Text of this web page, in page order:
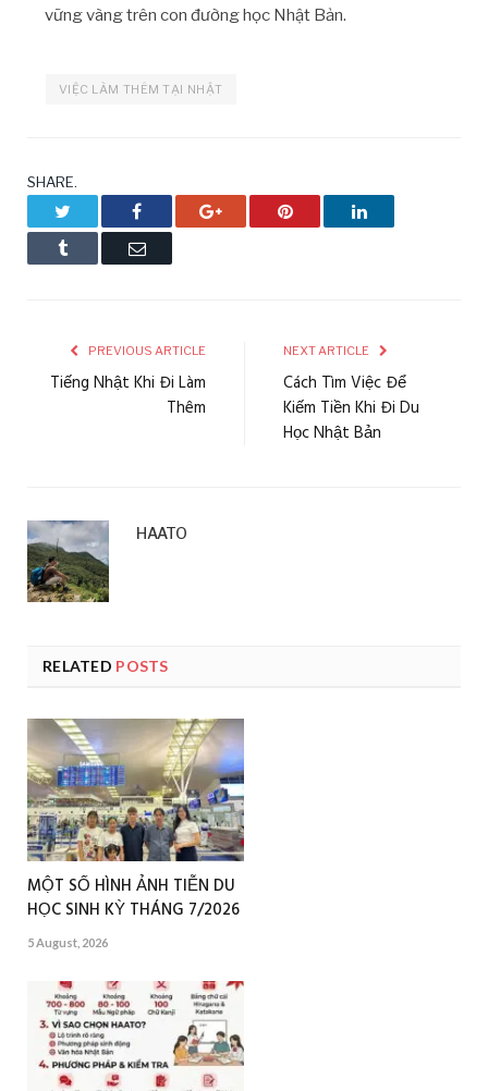
vững vàng trên con đường học Nhật Bản.
VIỆC LÀM THÊM TẠI NHẬT
SHARE.
Facebook Google+ Pinterest LinkedIn
Tumblr Email
PREVIOUS ARTICLE
Tiếng Nhật Khi Đi Làm
Thêm
NEXT ARTICLE
Cách Tìm Việc Để
Kiếm Tiền Khi Đi Du
Học Nhật Bản
HAATO
RELATED POSTS
MỘT SỐ HÌNH ẢNH TIỄN DU
HỌC SINH KỲ THÁNG 7/2026
5 August, 2026